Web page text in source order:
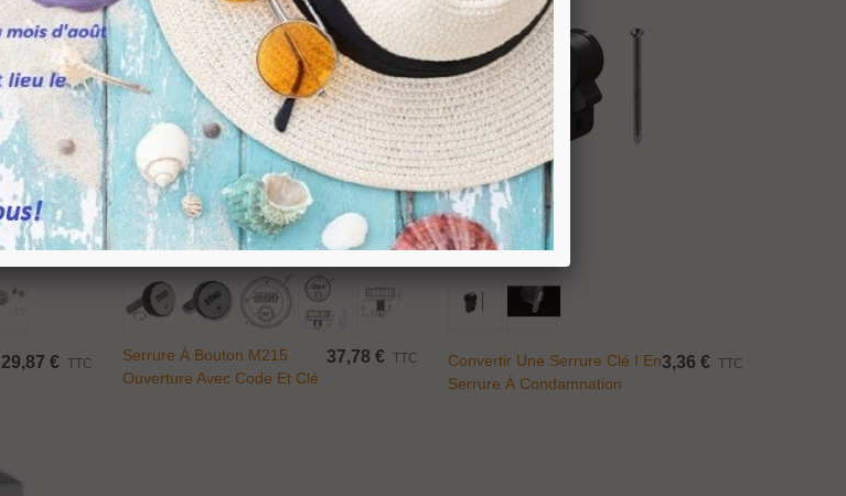
29,87 € TTC
Ajouter Au Panier
Serrure À Bouton M215
Ouverture Avec Code Et Clé
37,78 € TTC
Convertir Une Serrure Clé I En
Serrure À Condamnation
3,36 € TTC